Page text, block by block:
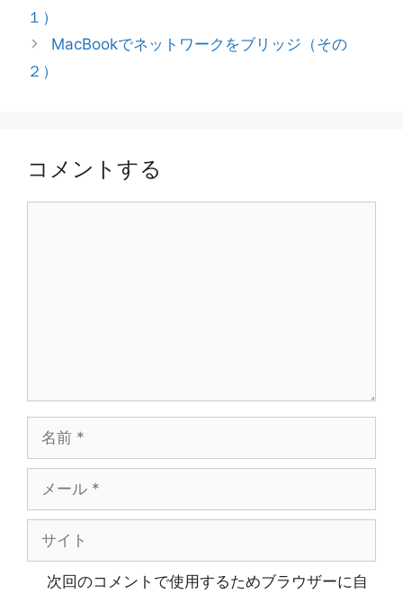
ー
１）
MacBookでネットワークをブリッジ（その
２）
コメントする
ル
次回のコメントで使用するためブラウザーに自